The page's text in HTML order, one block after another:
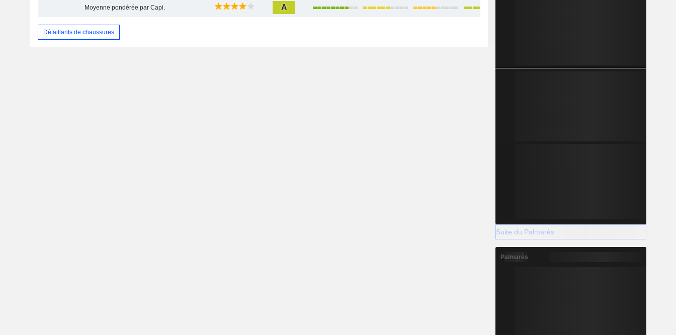
Moyenne pondérée par Capi. A
Détaillants de chaussures
Suite du Palmarès
Palmarès